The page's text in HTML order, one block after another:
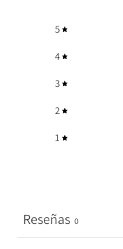
5
4
3
2
1
Reseñas 0